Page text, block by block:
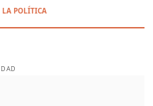
LA POLÍTICA